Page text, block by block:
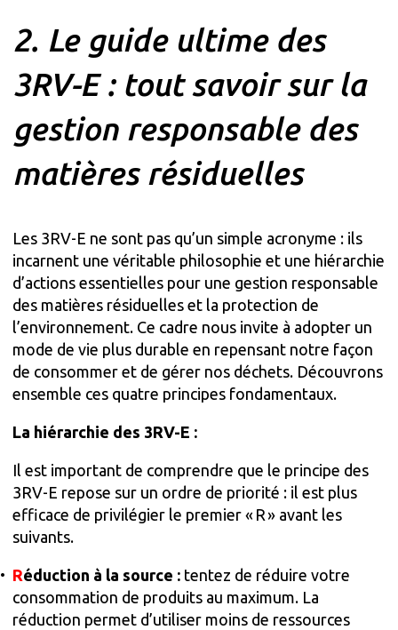
2. Le guide ultime des
3RV-E : tout savoir sur la
gestion responsable des
matières résiduelles
Les 3RV-E ne sont pas qu’un simple acronyme : ils
incarnent une véritable philosophie et une hiérarchie
d’actions essentielles pour une gestion responsable
des matières résiduelles et la protection de
l’environnement. Ce cadre nous invite à adopter un
mode de vie plus durable en repensant notre façon
de consommer et de gérer nos déchets. Découvrons
ensemble ces quatre principes fondamentaux.
La hiérarchie des 3RV-E :
Il est important de comprendre que le principe des
3RV-E repose sur un ordre de priorité : il est plus
efficace de privilégier le premier « R » avant les
suivants.
Réduction à la source : tentez de réduire votre
consommation de produits au maximum. La
réduction permet d’utiliser moins de ressources